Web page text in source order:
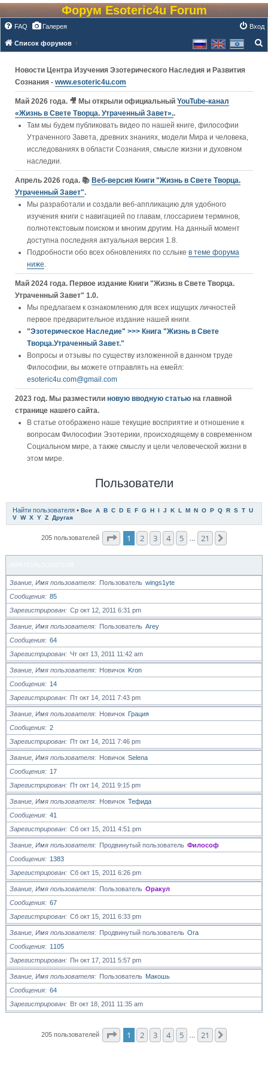
Форум Esoteric4u Forum
FAQ Галерея Вход
Список форумов
Новости Центра Изучения Эзотерического Наследия и Развития
Сознания - www.esoteric4u.com
Май 2026 года. 🎥 Мы открыли официальный YouTube‑канал
«Жизнь в Свете Творца. Утраченный Завет»..
Там мы будем публиковать видео по нашей книге, философии
Утраченного Завета, древних знаниях, модели Мира и человека,
исследованиях в области Сознания, смысле жизни и духовном
наследии.
Апрель 2026 года. 📚 Веб-версия Книги "Жизнь в Свете Творца.
Утраченный Завет".
Мы разработали и создали веб-аппликацию для удобного
изучения книги c навигацией по главам, глоссарием терминов,
полнотекстовым поиском и многим другим. На данный момент
доступна последняя актуальная версия 1.8.
Подробности обо всех обновлениях по сслыке в теме форума
ниже.
Май 2024 года. Первое издание Книги "Жизнь в Свете Творца.
Утраченный Завет" 1.0.
Мы предлагаем к ознакомлению для всех ищущих личностей
первое предварительное издание нашей книги.
"Эзотерическое Наследие" >>> Книга "Жизнь в Свете
Творца.Утраченный Завет."
Вопросы и отзывы по существу изложенной в данном труде
Философии, вы можете отправлять на емейл:
esoteric4u.com@gmail.com
2023 год. Мы разместили новую вводную статью на главной
странице нашего сайта.
В статье отображено наше текущие восприятие и отношение к
вопросам Философии Эзотерики, происходящему в современном
Социальном мире, а также смыслу и цели человеческой жизни в
этом мире.
Пользователи
Найти пользователя • Все A B C D E F G H I J K L M N O P Q R S T U
V W X Y Z Другая
205 пользователей Страница1 из
1 2 3 4 5 21
Звание, Имя пользователя Пользователь wings1yte
Сообщения
85
Зарегистрирован
Ср окт 12, 2011 6:31 pm
Звание, Имя пользователя Пользователь Arey
Сообщения
64
Зарегистрирован
Чт окт 13, 2011 11:42 am
Звание, Имя пользователя Новичок Kron
Сообщения
14
Зарегистрирован
Пт окт 14, 2011 7:43 pm
Звание, Имя пользователя Новичок Грация
Сообщения
2
Зарегистрирован
Пт окт 14, 2011 7:46 pm
Звание, Имя пользователя Новичок Selena
Сообщения
17
Зарегистрирован
Пт окт 14, 2011 9:15 pm
Звание, Имя пользователя Новичок Тефида
Сообщения
41
Зарегистрирован
Сб окт 15, 2011 4:51 pm
Звание, Имя пользователя Продвинутый пользователь Философ
Сообщения
1383
Зарегистрирован
Сб окт 15, 2011 6:26 pm
Звание, Имя пользователя Пользователь Оракул
Сообщения
67
Зарегистрирован
Сб окт 15, 2011 6:33 pm
Звание, Имя пользователя Продвинутый пользователь Ora
Сообщения
1105
Зарегистрирован
Пн окт 17, 2011 5:57 pm
Звание, Имя пользователя Пользователь Макошь
Сообщения
64
Зарегистрирован
Вт окт 18, 2011 11:35 am
205 пользователей Страница1 из
1 2 3 4 5 21